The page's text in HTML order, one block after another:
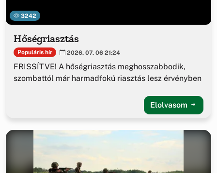
3242
Hőségriasztás
Populáris hír 2026. 07. 06 21:24
FRISSÍTVE! A hőségriasztás meghosszabbodik,
szombattól már harmadfokú riasztás lesz érvényben
Elolvasom